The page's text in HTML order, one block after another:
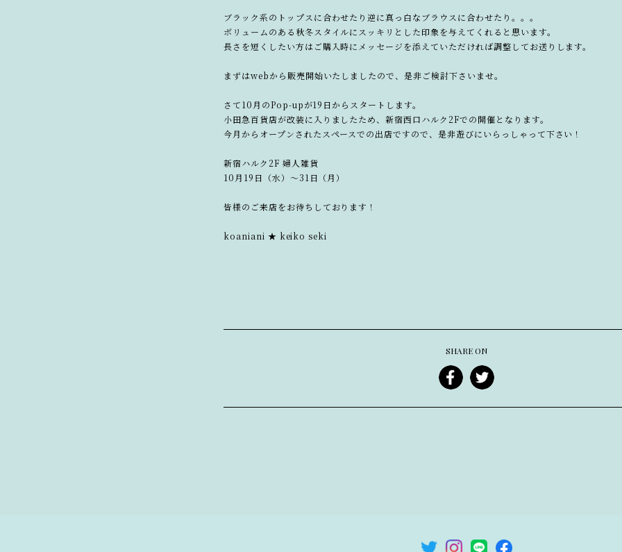
ブラック系のトップスに合わせたり逆に真っ白なブラウスに合わせたり。。。
ボリュームのある秋冬スタイルにスッキリとした印象を与えてくれると思います。
長さを短くしたい方はご購入時にメッセージを添えていただければ調整してお送りします。
まずはwebから販売開始いたしましたので、是非ご検討下さいませ。
さて10月のPop-upが19日からスタートします。
小田急百貨店が改装に入りましたため、新宿西口ハルク2Fでの開催となります。
今月からオープンされたスペースでの出店ですので、是非遊びにいらっしゃって下さい！
新宿ハルク2F 婦人雑貨
10月19日（水）〜31日（月）
皆様のご来店をお待ちしております！
koaniani ★ keiko seki
SHARE ON